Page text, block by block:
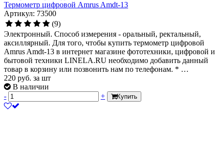
Термометр цифровой Amrus Amdt-13
Артикул: 73500
(9)
Электронный. Способ измерения - оральный, ректальный,
аксиллярный. Для того, чтобы купить термометр цифровой
Amrus Amdt-13 в интернет магазине фототехники, цифровой и
бытовой техники LINELA.RU необходимо добавить данный
товар в корзину или позвонить нам по телефонам. * …
220 руб. за шт
В наличии
-
+ Купить